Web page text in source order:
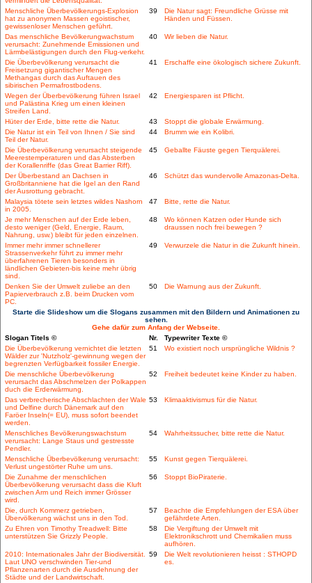
Menschliche Überbevölkerungs-Explosion
hat zu anonymen Massen egoistischer,
gewissenloser Menschen geführt.
39
Die Natur sagt: Freundliche Grüsse mit
Händen und Füssen.
Das menschliche Bevölkerungwachstum
verursacht: Zunehmende Emissionen und
Lärmbelästigungen durch den Flug-verkehr.
40 Wir lieben die Natur.
Die Überbevölkerung verursacht die
Freisetzung gigantischer Mengen
Methangas durch das Auftauen des
sibirischen Permafrostbodens.
41 Erschaffe eine ökologisch sichere Zukunft.
Wegen der Überbevölkerung führen Israel
und Palästina Krieg um einen kleinen
Streifen Land.
42 Energiesparen ist Pflicht.
Hüter der Erde, bitte rette die Natur. 43
Stoppt die globale Erwärmung.
Die Natur ist ein Teil von Ihnen / Sie sind
Teil der Natur.
44 Brumm wie ein Kolibri.
Die Überbevölkerung verursacht steigende
Meerestemperaturen und das Absterben
der Korallenriffe (das Great Barrier Riff).
45 Geballte Fäuste gegen Tierquälerei.
Der Überbestand an Dachsen in
Großbritanniene hat die Igel an den Rand
der Ausrottung gebracht.
46 Schützt das wundervolle Amazonas-Delta.
Malaysia tötete sein letztes wildes Nashorn
in 2005.
47 Bitte, rette die Natur.
Je mehr Menschen auf der Erde leben,
desto weniger (Geld, Energie, Raum,
Nahrung, usw.) bleibt für jeden einzelnen.
48
Wo können Katzen oder Hunde sich
draussen noch frei bewegen ?
Immer mehr immer schnellerer
Strassenverkehr führt zu immer mehr
überfahrenen Tieren besonders in
ländlichen Gebieten-bis keine mehr übrig
sind.
49 Verwurzele die Natur in die Zukunft hinein.
Denken Sie der Umwelt zuliebe an den
Papierverbrauch z.B. beim Drucken vom
PC.
50 Die Warnung aus der Zukunft.
Starte die Slideshow um die Slogans zusammen mit den Bildern und Animationen zu
sehen.
Gehe dafür zum Anfang der Webseite.
Slogan Titels ©
Nr.
Typewriter Texte ©
Die Überbevölkerung vernichtet die letzten
Wälder zur 'Nutzholz'-gewinnung wegen der
begrenzten Verfügbarkeit fossiler Energie.
51 Wo existiert noch ursprüngliche Wildnis ?
Die menschliche Überbevölkerung
verursacht das Abschmelzen der Polkappen
duch die Erderwärmung.
52 Freiheit bedeutet keine Kinder zu haben.
Das verbrecherische Abschlachten der Wale
und Delfine durch Dänemark auf den
Faröer Inseln(= EU), muss sofort beendet
werden.
53 Klimaaktivismus für die Natur.
Menschliches Bevölkerungswachstum
verursacht: Lange Staus und gestresste
Pendler.
54 Wahrheitssucher, bitte rette die Natur.
Menschliche Überbevölkerung verursacht:
Verlust ungestörter Ruhe um uns.
55 Kunst gegen Tierquälerei.
Die Zunahme der menschlichen
Überbevölkerung verursacht dass die Kluft
zwischen Arm und Reich immer Grösser
wird.
56 Stoppt BioPiraterie.
Die, durch Kommerz getrieben,
Übervölkerung wächst uns in den Tod.
57
Beachte die Empfehlungen der ESA über
gefährdete Arten.
Zu Ehren von Timothy Treadwell: Bitte
unterstützen Sie Grizzly People.
58
Die Vergiftung der Umwelt mit
Elektronikschrott und Chemikalien muss
aufhören.
2010: Internationales Jahr der Biodiversität.
Laut UNO verschwinden Tier-und
Pflanzenarten durch die Ausdehnung der
Städte und der Landwirtschaft.
59
Die Welt revolutionieren heisst : STHOPD
es.